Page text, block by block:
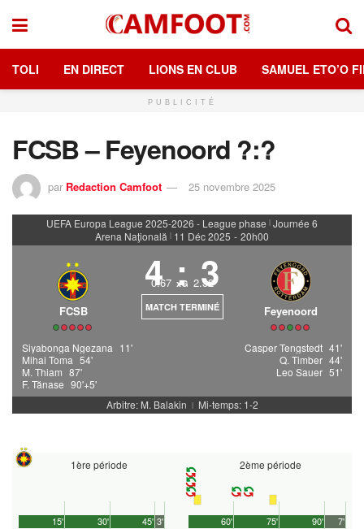
TOLI EN DIRECT LIONS EN CLUB SAMUEL ETO’O
PUBLICITÉ
FCSB – Feyenoord ?:?
par Redaction Camfoot 25 novembre 2025
UEFA Europa League 2025-2026 - League phase | Journée 6
Arena Naţională | 11 Déc 2025 - 20h00
FCSB
4 : 3
0.67 xG 2.32
MATCH TERMINÉ Feyenoord
Siyabonga Ngezana 11'
Mihai Toma 54'
M. Thiam 87'
F. Tănase 90'+5'
Casper Tengstedt 41'
Q. Timber 44'
Leo Sauer 51'
Arbitre: M. Balakin | Mi-temps: 1-2
1ère période
45'
15' 30' 3'
2ème période
90'
60' 75' 7'